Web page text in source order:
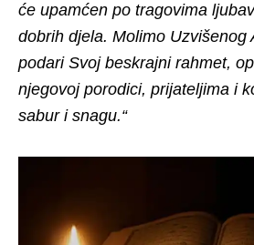
će upamćen po tragovima
dobrih djela. Molimo Uzvišenog
podari Svoj beskrajni rahmet,
njegovoj porodici, prijateljima i
sabur i snagu.“